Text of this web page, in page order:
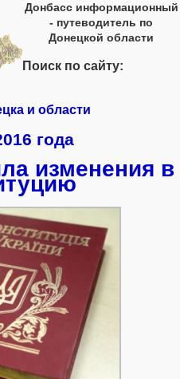
Донбасс информационный
- путеводитель по
Донецкой области
Поиск по сайту:
и области
года
изменения в